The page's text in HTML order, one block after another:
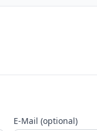
E-Mail (optional)